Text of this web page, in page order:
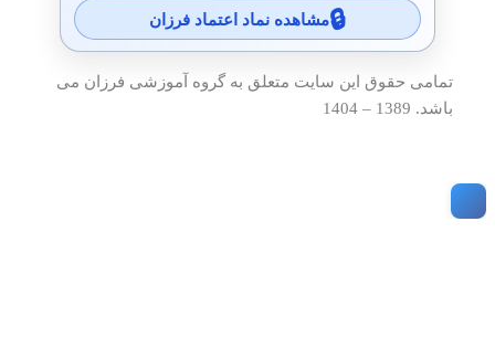
مشاهده نماد اعتماد فرزان
تمامی حقوق این سایت متعلق به گروه آموزشی فرزان می
باشد. 1389 – 1404